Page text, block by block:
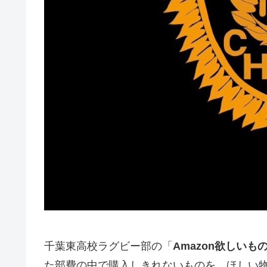
千葉東高校ラグビー部の「 Amazon欲しいも